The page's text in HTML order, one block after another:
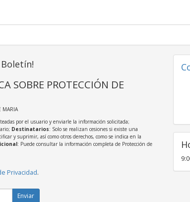
SOBRE PROTECCIÓN DE
MARIA
por el usuario y enviarle la información solicitada;
Destinatarios: Solo se realizan cesiones si existe una
y suprimir, así como otros derechos, como se indica en la
: Puede consultar la información completa de Protección de
Privacidad.
Enviar